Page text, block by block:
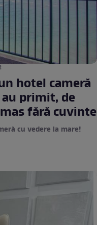
hotel cameră
au primit, de
fără cuvinte
cu vedere la mare!